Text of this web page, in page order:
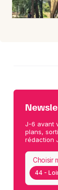
J-6 avant
plans,
rédaction
44 -
Choisir